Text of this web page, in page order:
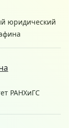
юридический
РАНХиГС